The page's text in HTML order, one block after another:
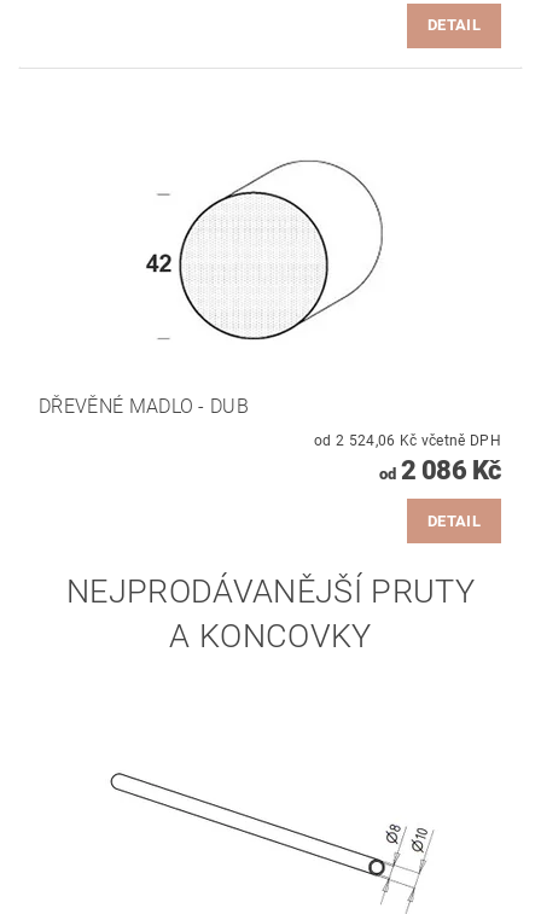
DETAIL
DŘEVĚNÉ MADLO - DUB
od 2 524,06 Kč včetně DPH
od2 086 Kč
DETAIL
NEJPRODÁVANĚJŠÍ PRUTY
A KONCOVKY